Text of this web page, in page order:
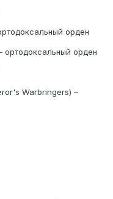
орден
орден
Warbringers) –